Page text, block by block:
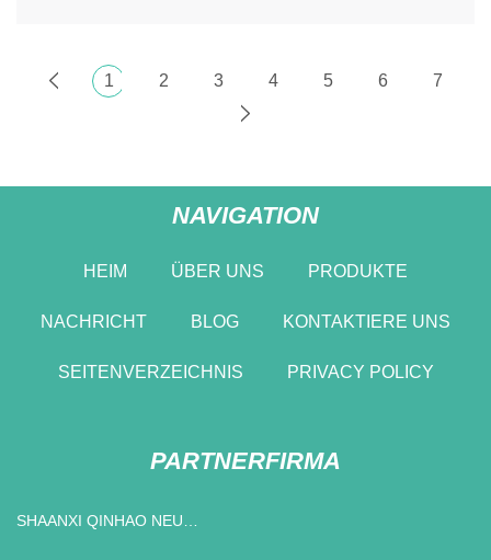
1 2 3 4 5 6 7
NAVIGATION
HEIM ÜBER UNS PRODUKTE
NACHRICHT BLOG KONTAKTIERE UNS
SEITENVERZEICHNIS PRIVACY POLICY
PARTNERFIRMA
SHAANXI QINHAO NEU